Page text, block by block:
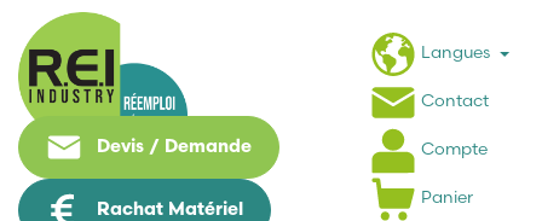
Devis / Demande
Rachat Matériel
Langues
Contact
Compte
Panier